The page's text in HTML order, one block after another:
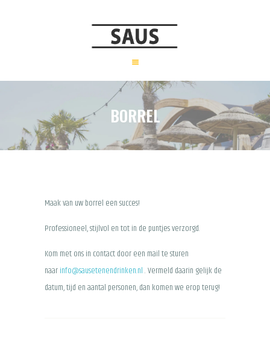
BORREL
CADEAUBON
OVER ONS
CONTACT
Maak van uw borrel een succes!
Professioneel, stijlvol en tot in de puntjes verzorgd.
Kom met ons in contact door een mail te sturen
naarinfo@sausetenendrinken.nl. Vermeld daarin gelijk de
datum, tijd en aantal personen, dan komen we erop terug!